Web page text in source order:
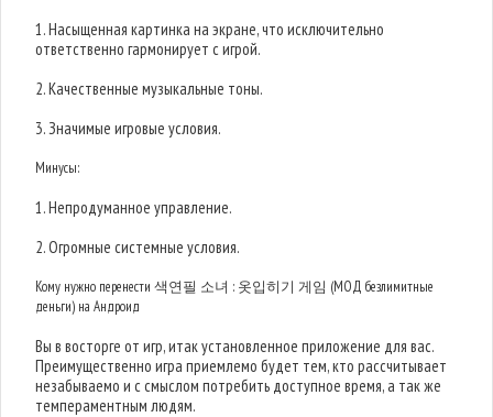
1. Насыщенная картинка на экране, что исключительно
ответственно гармонирует с игрой.
2. Качественные музыкальные тоны.
3. Значимые игровые условия.
Минусы:
1. Непродуманное управление.
2. Огромные системные условия.
Кому нужно перенести 색연필 소녀 : 옷입히기 게임 (МОД безлимитные
деньги) на Андроид
Вы в восторге от игр, итак установленное приложение для вас.
Преимущественно игра приемлемо будет тем, кто рассчитывает
незабываемо и с смыслом потребить доступное время, а так же
темпераментным людям.